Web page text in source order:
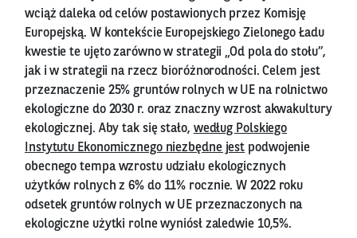
wciąż daleka od celów postawionych przez Komisję
Europejską. W kontekście Europejskiego Zielonego Ładu
kwestie te ujęto zarówno w strategii „Od pola do stołu”,
jak i w strategii na rzecz bioróżnorodności. Celem jest
przeznaczenie 25% gruntów rolnych w UE na rolnictwo
ekologiczne do 2030 r. oraz znaczny wzrost akwakultury
ekologicznej. Aby tak się stało, według Polskiego
Instytutu Ekonomicznego niezbędne jest podwojenie
obecnego tempa wzrostu udziału ekologicznych
użytków rolnych z 6% do 11% rocznie. W 2022 roku
odsetek gruntów rolnych w UE przeznaczonych na
ekologiczne użytki rolne wyniósł zaledwie 10,5%.